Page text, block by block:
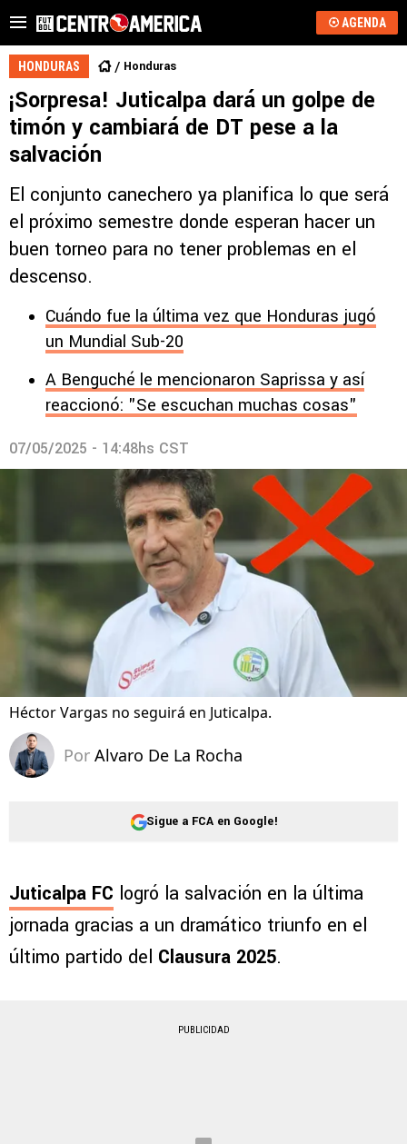
AGENDA
HONDURAS Honduras
¡Sorpresa! Juticalpa dará un golpe de
timón y cambiará de DT pese a la
salvación
El conjunto canechero ya planifica lo que será
el próximo semestre donde esperan hacer un
buen torneo para no tener problemas en el
descenso.
Cuándo fue la última vez que Honduras jugó
un Mundial Sub-20
A Benguché le mencionaron Saprissa y así
reaccionó: "Se escuchan muchas cosas"
07/05/2025 - 14:48hs CST
Héctor Vargas no seguirá en Juticalpa.
Por Alvaro De La Rocha
Sigue a FCA en Google!
Juticalpa FC logró la salvación en la última
jornada gracias a un dramático triunfo en el
último partido del Clausura 2025.
PUBLICIDAD